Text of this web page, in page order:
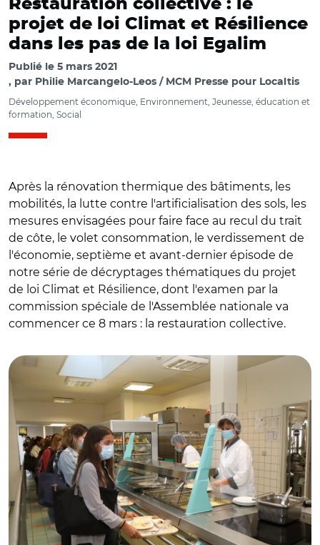
Restauration collective : le
projet de loi Climat et Résilience
dans les pas de la loi Egalim
Publié le 5 mars 2021
par Philie Marcangelo-Leos / MCM Presse pour Localtis
Développement économique, Environnement, Jeunesse, éducation et
formation, Social
Après la rénovation thermique des bâtiments, les
mobilités, la lutte contre l'artificialisation des sols, les
mesures envisagées pour faire face au recul du trait
de côte, le volet consommation, le verdissement de
l'économie, septième et avant-dernier épisode de
notre série de décryptages thématiques du projet
de loi Climat et Résilience, dont l'examen par la
commission spéciale de l'Assemblée nationale va
commencer ce 8 mars : la restauration collective.